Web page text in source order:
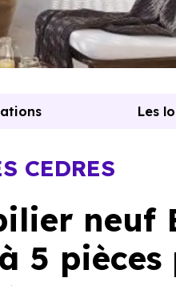
CEDRES
neuf
5
Les